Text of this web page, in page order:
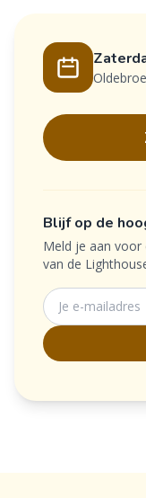
Blijf op de
Meld je aan
van de
Je e-mailadres